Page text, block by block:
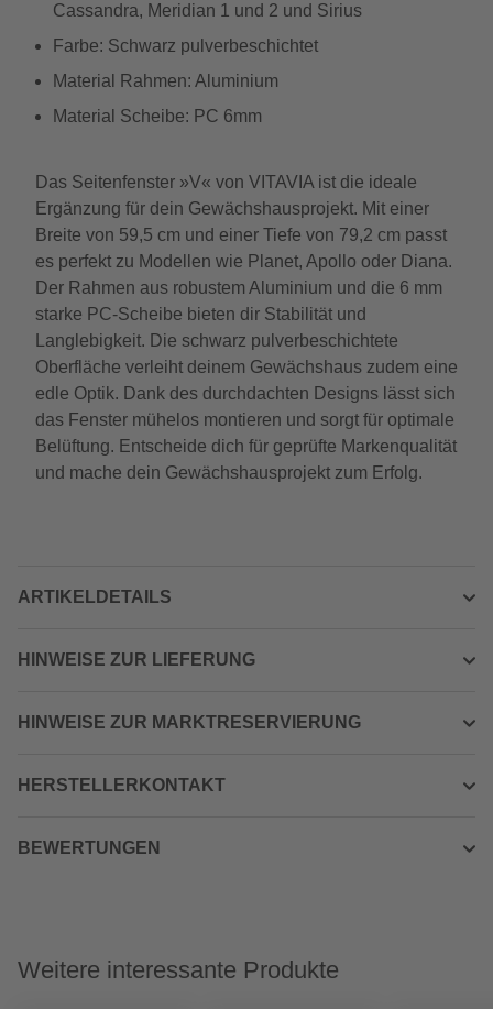
Cassandra, Meridian 1 und 2 und Sirius
Farbe: Schwarz pulverbeschichtet
Material Rahmen: Aluminium
Material Scheibe: PC 6mm
Das Seitenfenster »V« von VITAVIA ist die ideale
Ergänzung für dein Gewächshausprojekt. Mit einer
Breite von 59,5 cm und einer Tiefe von 79,2 cm passt
es perfekt zu Modellen wie Planet, Apollo oder Diana.
Der Rahmen aus robustem Aluminium und die 6 mm
starke PC-Scheibe bieten dir Stabilität und
Langlebigkeit. Die schwarz pulverbeschichtete
Oberfläche verleiht deinem Gewächshaus zudem eine
edle Optik. Dank des durchdachten Designs lässt sich
das Fenster mühelos montieren und sorgt für optimale
Belüftung. Entscheide dich für geprüfte Markenqualität
und mache dein Gewächshausprojekt zum Erfolg.
ARTIKELDETAILS
HINWEISE ZUR LIEFERUNG
HINWEISE ZUR MARKTRESERVIERUNG
HERSTELLERKONTAKT
BEWERTUNGEN
Weitere interessante Produkte